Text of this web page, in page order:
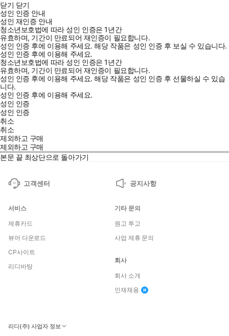
닫기 닫기
성인 인증 안내
성인 재인증 안내
청소년보호법에 따라 성인 인증은 1년간
유효하며, 기간이 만료되어 재인증이 필요합니다.
성인 인증 후에 이용해 주세요.해당 작품은 성인 인증 후 보실 수 있습니다.
성인 인증 후에 이용해 주세요.
청소년보호법에 따라 성인 인증은 1년간
유효하며, 기간이 만료되어 재인증이 필요합니다.
성인 인증 후에 이용해 주세요.해당 작품은 성인 인증 후 선물하실 수 있습
니다.
성인 인증 후에 이용해 주세요.
성인 인증
성인 인증
취소
취소
제외하고 구매
제외하고 구매
본문 끝 최상단으로 돌아가기
고객센터 공지사항
서비스
제휴카드
뷰어 다운로드
CP사이트
리디바탕
기타 문의
원고 투고
사업 제휴 문의
회사
회사 소개
인재채용
리디(주) 사업자 정보